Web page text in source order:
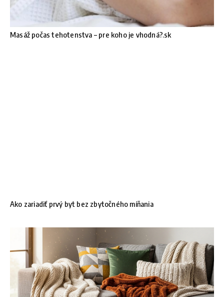
Masáž počas tehotenstva – pre koho je vhodná?.sk
Ako zariadiť prvý byt bez zbytočného míňania